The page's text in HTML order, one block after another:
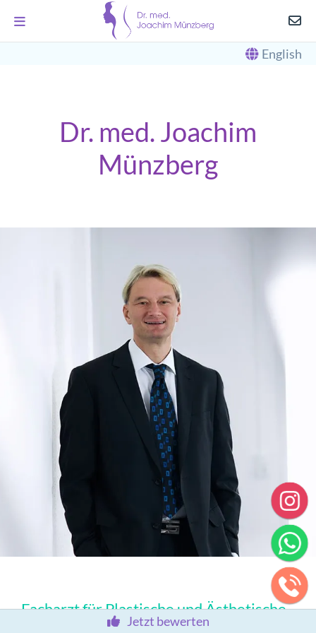
English
Dr. med. Joachim
Münzberg
Facharzt für Plastische und Ästhetische
Jetzt bewerten